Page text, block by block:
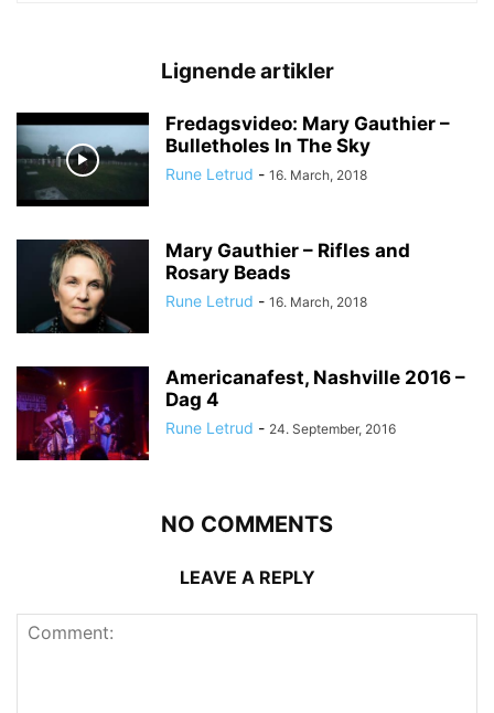
Lignende artikler
Fredagsvideo: Mary Gauthier –
Bulletholes In The Sky
Rune Letrud - 16. March, 2018
Mary Gauthier – Rifles and
Rosary Beads
Rune Letrud - 16. March, 2018
Americanafest, Nashville 2016 –
Dag 4
Rune Letrud - 24. September, 2016
NO COMMENTS
LEAVE A REPLY